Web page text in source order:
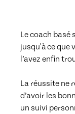
Le coach basé
jusqu'à ce que
l’avez enfin
La réussite ne
d’avoir les
un suivi